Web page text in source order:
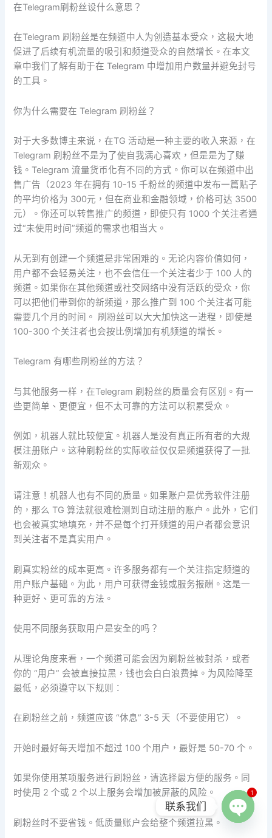
在Telegram刷粉丝设什么意思？
在Telegram 刷粉丝是在频道中人为创造基本受众，这极大地
促进了后续有机流量的吸引和频道受众的自然增长。在本文
章中我们了解有助于在 Telegram 中增加用户数量并避免封号
的工具。
你为什么需要在 Telegram 刷粉丝？
对于大多数博主来说，在TG 活动是一种主要的收入来源，在
Telegram 刷粉丝不是为了使自我满心喜欢，但是是为了赚
钱。Telegram 流量货币化有不同的方式。你可以在频道中出
售广告（2023 年在拥有 10-15 千粉丝的频道中发布一篇贴子
的平均价格为 300元，但在商业和金融领域，价格可达 3500
元）。你还可以转售推广的频道，即使只有 1000 个关注者通
过“未使用时间”频道的需求也相当大。
从无到有创建一个频道是非常困难的。无论内容价值如何，
用户都不会轻易关注，也不会信任一个关注者少于 100 人的
频道。如果你在其他频道或社交网络中没有活跃的受众，你
可以把他们带到你的新频道，那么推广到 100 个关注者可能
需要几个月的时间。 刷粉丝可以大大加快这一进程，即使是
100-300 个关注者也会按比例增加有机频道的增长。
Telegram 有哪些刷粉丝的方法？
与其他服务一样，在Telegram 刷粉丝的质量会有区别。有一
些更简单、更便宜，但不太可靠的方法可以积累受众。
例如，机器人就比较便宜。机器人是没有真正所有者的大规
模注册账户。这种刷粉丝的实际收益仅仅是频道获得了一批
新观众。
请注意！机器人也有不同的质量。如果账户是优秀软件注册
的，那么 TG 算法就很难检测到自动注册的账户。此外，它们
也会被真实地填充，并不是每个打开频道的用户者都会意识
到关注者不是真实用户。
刷真实粉丝的成本更高。许多服务都有一个关注指定频道的
用户账户基础。为此，用户可获得金钱或服务报酬。这是一
种更好、更可靠的方法。
使用不同服务获取用户是安全的吗？
从理论角度来看，一个频道可能会因为刷粉丝被封杀，或者
你的 “用户” 会被直接拉黑，钱也会白白浪费掉。为风险降至
最低，必须遵守以下规则：
在刷粉丝之前，频道应该 “休息” 3-5 天（不要使用它）。
开始时最好每天增加不超过 100 个用户，最好是 50-70 个。
如果你使用某项服务进行刷粉丝，请选择最方便的服务。同
时使用 2 个或 2 个以上服务会增加被屏蔽的风险。
刷粉丝时不要省钱。低质量账户会给整个频道拉黑。
丝
广
联系我们
Open
1